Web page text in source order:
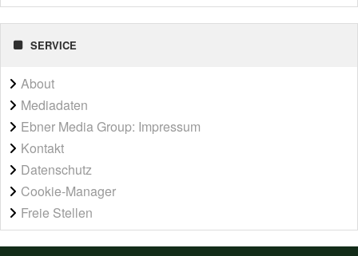
SERVICE
About
Mediadaten
Ebner Media Group: Impressum
Kontakt
Datenschutz
Cookie-Manager
Freie Stellen